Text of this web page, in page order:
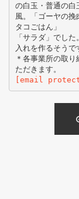
の白玉・普通の
風。「ゴーヤの挽
タコごはん」
「サラダ」でし
入れを作るそうで
＊各事業所の取
[email